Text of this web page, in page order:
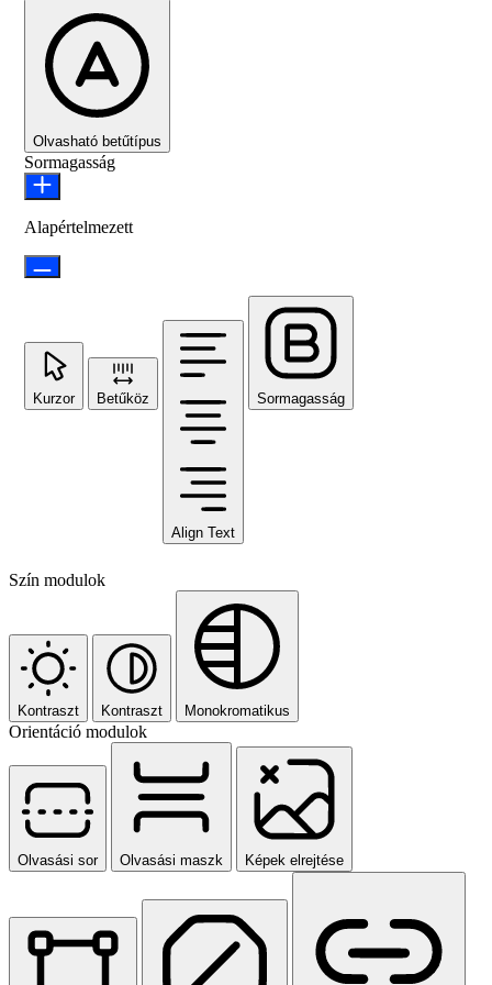
Olvasható betűtípus
Sormagasság
Alapértelmezett
Kurzor Betűköz
Align Text
Sormagasság
Szín modulok
Kontraszt Kontraszt Monokromatikus
Orientáció modulok
Olvasási sor Olvasási maszk Képek elrejtése